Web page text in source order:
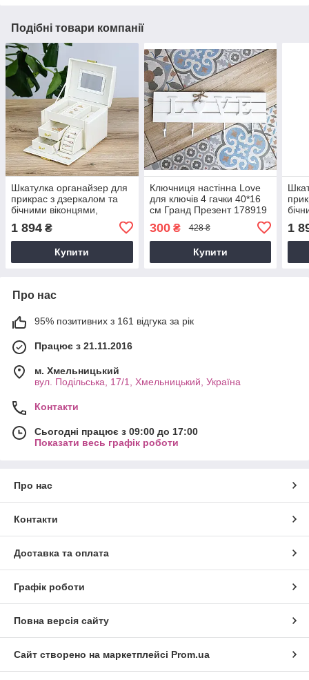
Подібні товари компанії
Шкатулка органайзер для
прикрас з дзеркалом та
бічними віконцями,
екошкіра біла 17.5*14*13
см Гранд Презент JZ-010-
2
1 894 ₴
Купити
Ключниця настінна Love
для ключів 4 гачки 40*16
см Гранд Презент 178919
300₴ 428 ₴
Купити
см
1
1
Про нас
95% позитивних з 161 відгука за рік
Працює з 21.11.2016
м. Хмельницький
вул. Подільська, 17/1, Хмельницький, Україна
Контакти
Сьогодні працює з 09:00 до 17:00
Показати весь графік роботи
Про нас
Контакти
Доставка та оплата
Графік роботи
Повна версія сайту
Сайт створено на маркетплейсі Prom.ua